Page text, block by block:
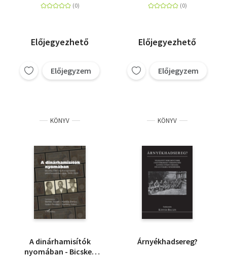
paradigmatikus
Előjegyezhető
Előjegyzem
képviselőiről
Előjegyezhető
Előjegyzem
KÖNYV
A dinárhamisítók
nyomában - Bicskey
KÖNYV
Árnyékhadsereg?